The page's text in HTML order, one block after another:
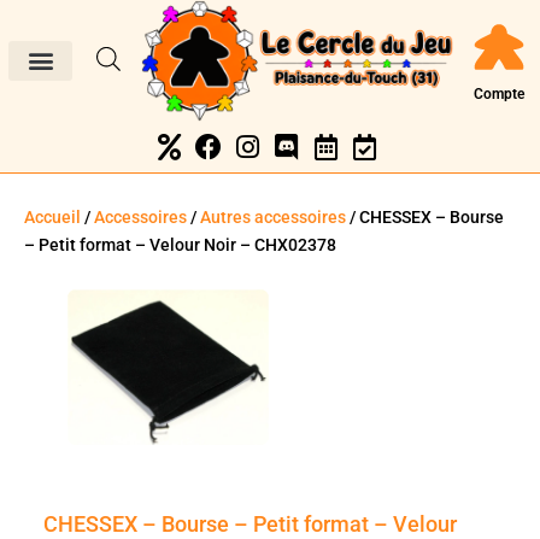
Compte
Accueil /Accessoires/Autres accessoires/ CHESSEX – Bourse
– Petit format – Velour Noir – CHX02378
CHESSEX – Bourse – Petit format – Velour